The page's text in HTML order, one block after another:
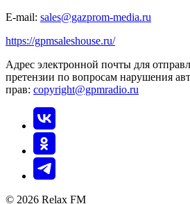
E-mail: sales@gazprom-media.ru
https://gpmsaleshouse.ru/
Адрес электронной почты для
претензии по вопросам нарушения
прав: copyright@gpmradio.ru
© 2026 Relax FM